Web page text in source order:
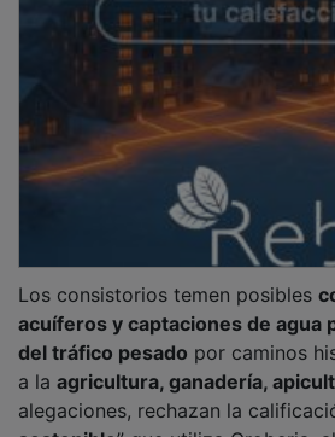
acuíferos y captaciones de agua
del tráfico pesadopor caminos
a laagricultura, ganadería,
alegaciones, rechazan la
sostenible” que utiliza Oroberia,